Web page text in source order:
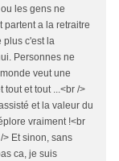
les gens ne
partent a la retraitre
plus c'est la
Personnes ne
veut une
tout et tout ...<br />
et la valeur du
vraiment !<br
> Et sinon, sans
ca, je suis